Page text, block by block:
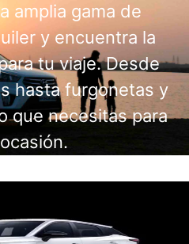
amplia gama de
y encuentra la
tu viaje. Desde
hasta furgonetas y
que necesitas para